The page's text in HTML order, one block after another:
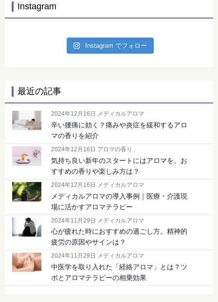
Instagram
Instagram でフォロー
最近の記事
2024年12月16日 メディカルアロマ
辛い腰痛に効く？痛みや炎症を緩和するアロ
マの香りを紹介
2024年12月16日 アロマの香り
気持ち良い新年のスタートにはアロマを。お
すすめの香りや楽しみ方は？
2024年12月16日 メディカルアロマ
メディカルアロマの導入事例｜医療・介護現
場に活かすアロマテラピー
2024年11月29日 メディカルアロマ
心が疲れた時におすすめの過ごし方。精神的
疲労の原因やサインは？
2024年11月29日 メディカルアロマ
中医学を取り入れた「経絡アロマ」とは？ツ
ボとアロマテラピーの相乗効果